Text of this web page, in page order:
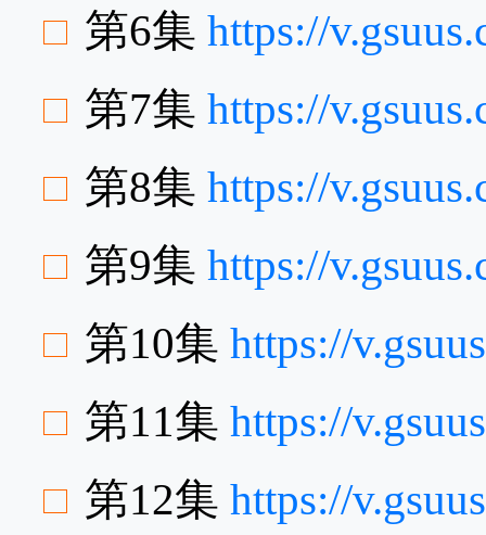
第6集 https://
第7集 https://
第8集 https://
第9集 https://
第10集 https://
第11集 https://
第12集 https://